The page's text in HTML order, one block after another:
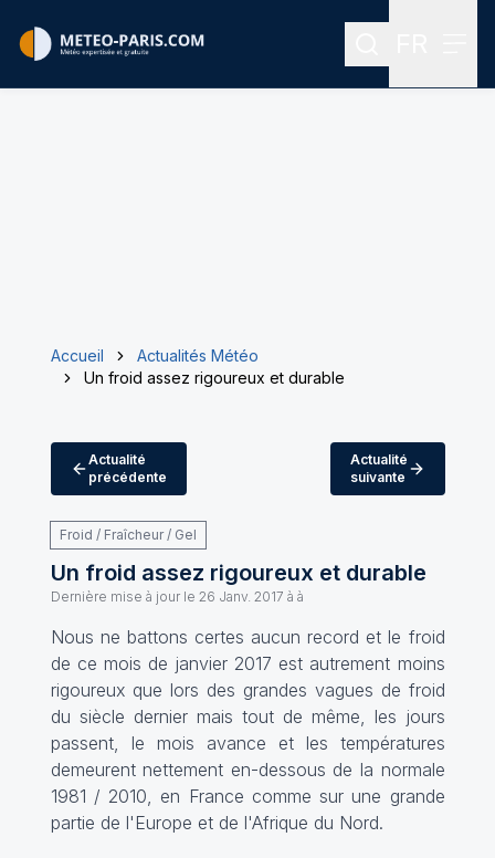
Rechercher
Accueil
Actualités Météo
Un froid assez rigoureux et durable
Actualité
précédente
Actualité
suivante
Froid / Fraîcheur / Gel
Un froid assez rigoureux et durable
Dernière mise à jour le 26 Janv. 2017 à à
Nous ne battons certes aucun record et le froid
de ce mois de janvier 2017 est autrement moins
rigoureux que lors des grandes vagues de froid
du siècle dernier mais tout de même, les jours
passent, le mois avance et les températures
demeurent nettement en-dessous de la normale
1981 / 2010, en France comme sur une grande
partie de l'Europe et de l'Afrique du Nord.